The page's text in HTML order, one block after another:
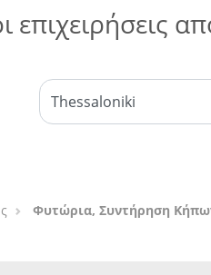
επιχειρήσεις
Φυτώρια, Συντήρηση